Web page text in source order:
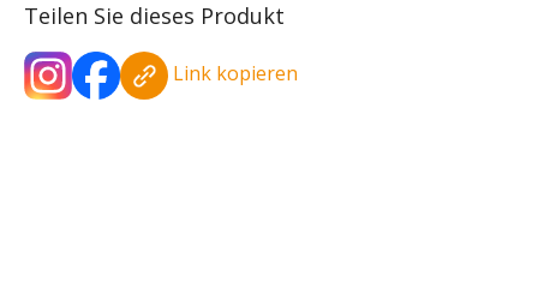
Teilen Sie dieses Produkt
Link kopieren